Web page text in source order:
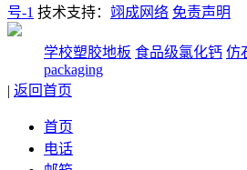
号-1 技术支持： 翊成网络 免责声明
学校塑胶地板 食品级氯化钙 仿
packaging
| 返回首页
首页
电话